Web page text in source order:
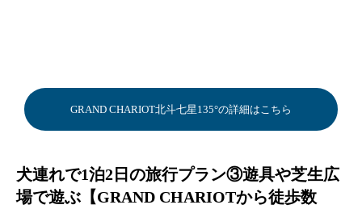
GRAND CHARIOT北斗七星135°の詳細はこちら
犬連れで1泊2日の旅行プラン③遊具や芝生広
場で遊ぶ【GRAND CHARIOTから徒歩数